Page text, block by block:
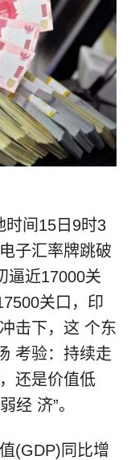
时间15日9时3
子汇率牌跳破
逼近17000关
关口，印
击下，这 个东
考验：持续走
还是价值低
经 济”。
(GDP)同比增